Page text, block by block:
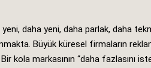
daha yeni, daha parlak, daha
Büyük küresel firmaların
kola markasının “daha fazlasını